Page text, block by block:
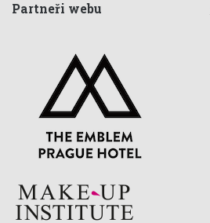
Partneři webu